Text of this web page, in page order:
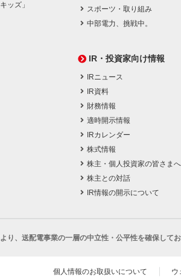
ッズ」
スポーツ・取り組み
中部電力、挑戦中。
IR・投資家向け情報
IRニュース
IR資料
財務情報
適時開示情報
IRカレンダー
株式情報
株主・個人投資家の皆さまへ
株主との対話
IR情報の開示について
り、 送配電事業の一層の中立性・公平性を確保してお
個人情報のお取扱いについて ウ